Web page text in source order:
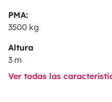
PMA:
3500 kg
Altura
3 m
Ver todas las